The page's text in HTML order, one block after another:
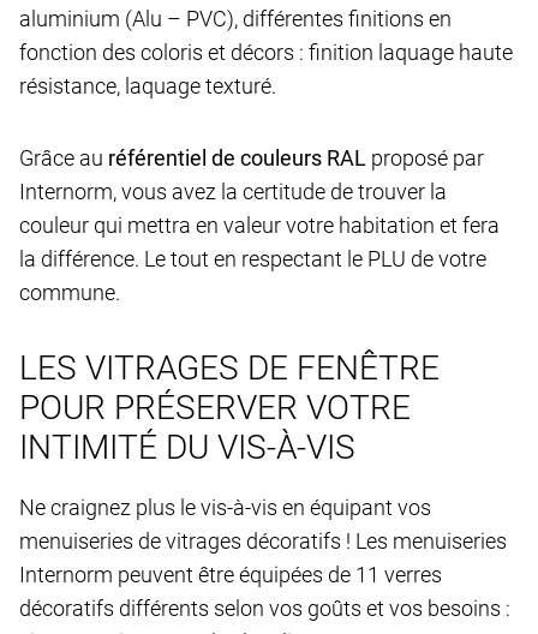
aluminium (Alu – PVC), différentes finitions en
fonction des coloris et décors : finition laquage haute
résistance, laquage texturé.
Grâce au référentiel de couleurs RAL proposé par
Internorm, vous avez la certitude de trouver la
couleur qui mettra en valeur votre habitation et fera
la différence. Le tout en respectant le PLU de votre
commune.
LES VITRAGES DE FENÊTRE
POUR PRÉSERVER VOTRE
INTIMITÉ DU VIS-À-VIS
Ne craignez plus le vis-à-vis en équipant vos
menuiseries de vitrages décoratifs ! Les menuiseries
Internorm peuvent être équipées de 11 verres
décoratifs différents selon vos goûts et vos besoins :